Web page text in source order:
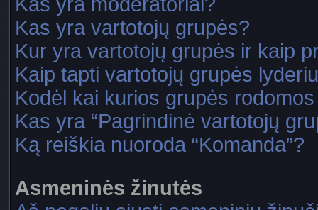
Kas yra vartotojų grupės?
Kur yra vartotojų grupės ir kaip
Kaip tapti vartotojų grupės
Kodėl kai kurios grupės
Kas yra “Pagrindinė vartotojų
Ką reiškia nuoroda “Komanda”?
Asmeninės žinutės